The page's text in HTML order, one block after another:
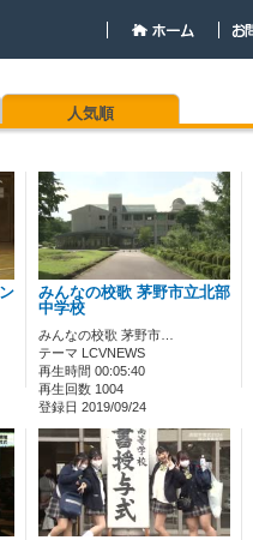
人気順
みんなの校歌 茅野市立北部
中学校
みんなの校歌 茅野市…
テーマ LCVNEWS
再生時間 00:05:40
再生回数 1004
登録日 2019/09/24